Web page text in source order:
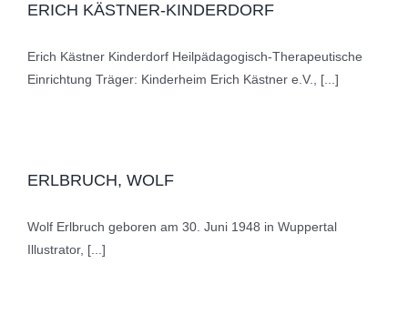
ERICH KÄSTNER-KINDERDORF
Erich Kästner Kinderdorf Heilpädagogisch-Therapeutische
Einrichtung Träger: Kinderheim Erich Kästner e.V., [...]
ERLBRUCH, WOLF
Wolf Erlbruch geboren am 30. Juni 1948 in Wuppertal
Illustrator, [...]